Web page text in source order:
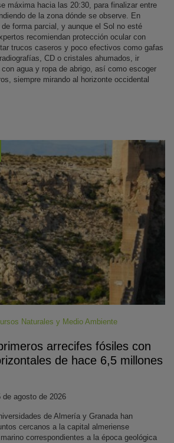
máxima hacia las 20:30, para finalizar entre
de la zona dónde se observe. En
forma parcial, y aunque el Sol no esté
recomiendan protección ocular con
trucos caseros y poco efectivos como gafas
CD o cristales ahumados, ir
agua y ropa de abrigo, así como escoger
siempre mirando al horizonte occidental
Naturales y Medio Ambiente
arrecifes fósiles con
de hace 6,5 millones
de agosto de 2026
de Almería y Granada han
cercanos a la capital almeriense
correspondientes a la época geológica